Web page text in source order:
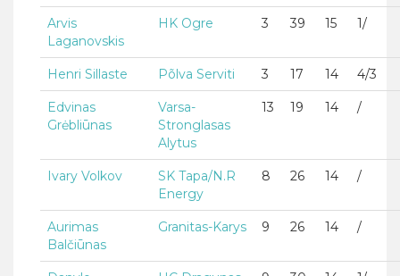
Arvis
Laganovskis
HK Ogre 3 39 15 1/
Henri Sillaste Põlva Serviti 3 17 14 4/3
Edvinas
Grėbliūnas
Varsa-
Stronglasas
Alytus
13 19 14 /
Ivary Volkov
SK Tapa/N.R
Energy
8 26 14 /
Aurimas
Balčiūnas
Granitas-Karys 9 26 14 /